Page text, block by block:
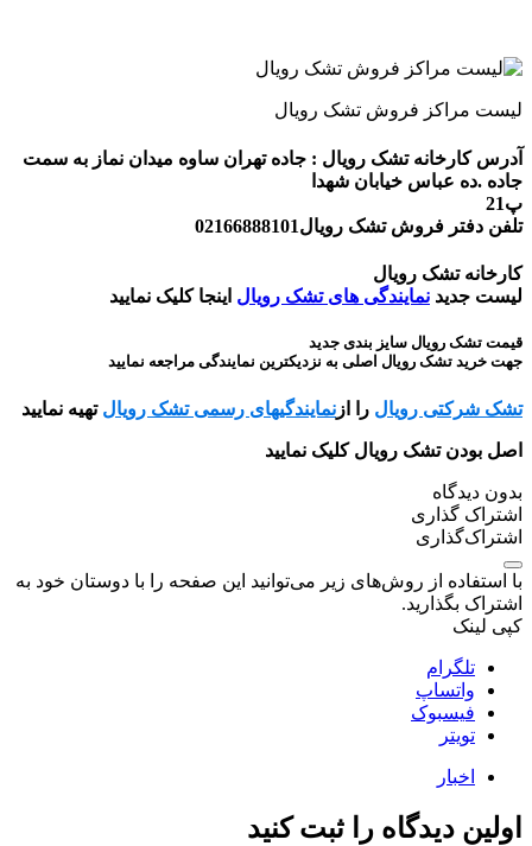
لیست مراکز فروش تشک رویال
آدرس کارخانه تشک رویال : جاده تهران ساوه میدان نماز به سمت
جاده .ده عباس خیابان شهدا
پ21
تلفن دفتر فروش تشک رویال02166888101
کارخانه تشک رویال
لیست جدید نمایندگی های تشک رویال اینجا کلیک نمایید
قیمت تشک رویال سایز بندی جدید
جهت خرید تشک رویال اصلی به نزدیکترین نمایندگی مراجعه نمایید
تشک شرکتی رویال را از نمایندگیهای رسمی تشک رویال تهیه نمایید
اصل بودن تشک رویال کلیک نمایید
بدون دیدگاه
اشتراک گذاری
اشتراک‌گذاری
با استفاده از روش‌های زیر می‌توانید این صفحه را با دوستان خود به
اشتراک بگذارید.
کپی لینک
تلگرام
واتساپ
فیسبوک
تویتر
اخبار
اولین دیدگاه را ثبت کنید